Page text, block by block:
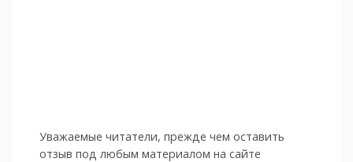
Уважаемые читатели, прежде чем оставить
отзыв под любым материалом на сайте